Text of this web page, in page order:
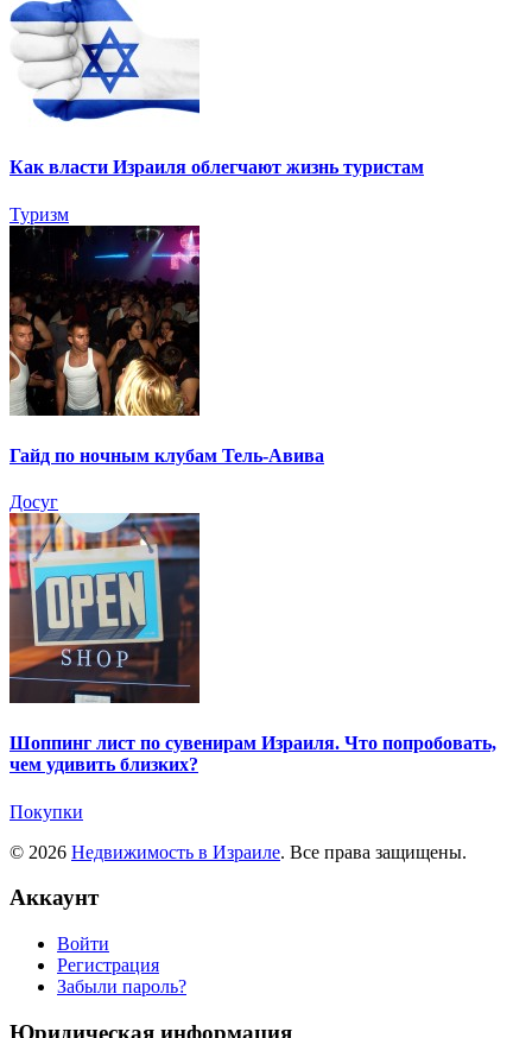
Как власти Израиля облегчают жизнь туристам
Туризм
Гайд по ночным клубам Тель-Авива
Досуг
Шоппинг лист по сувенирам Израиля. Что попробовать,
чем удивить близких?
Покупки
© 2026 Недвижимость в Израиле. Все права защищены.
Аккаунт
Войти
Регистрация
Забыли пароль?
Юридическая информация